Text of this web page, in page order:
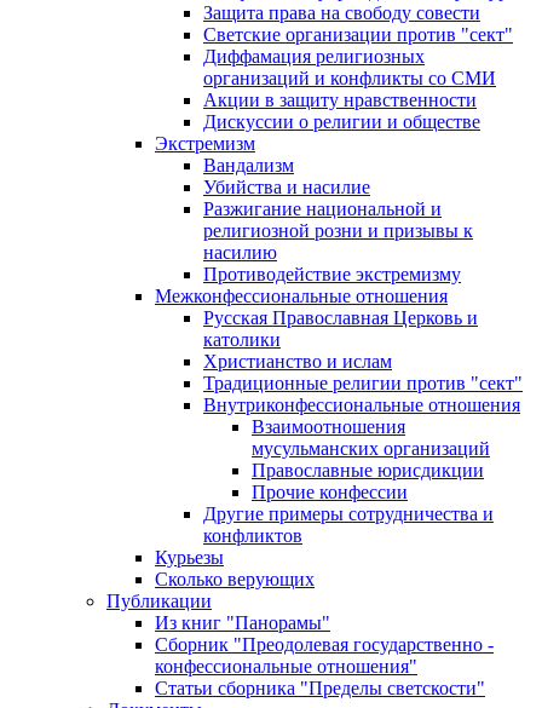
Защита права на свободу совести
Светские организации против "сект"
Диффамация религиозных
организаций и конфликты со СМИ
Акции в защиту нравственности
Дискуссии о религии и обществе
Экстремизм
Вандализм
Убийства и насилие
Разжигание национальной и
религиозной розни и призывы к
насилию
Противодействие экстремизму
Межконфессиональные отношения
Русская Православная Церковь и
католики
Христианство и ислам
Традиционные религии против "сект"
Внутриконфессиональные отношения
Взаимоотношения
мусульманских организаций
Православные юрисдикции
Прочие конфессии
Другие примеры сотрудничества и
конфликтов
Курьезы
Сколько верующих
Публикации
Из книг "Панорамы"
Сборник "Преодолевая государственно -
конфессиональные отношения"
Статьи сборника "Пределы светскости"